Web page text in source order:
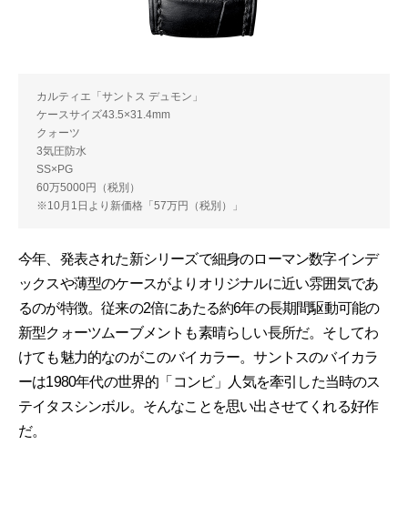
カルティエ「サントス デュモン」
ケースサイズ43.5×31.4mm
クォーツ
3気圧防水
SS×PG
60万5000円（税別）
※10月1日より新価格「57万円（税別）」
今年、発表された新シリーズで細身のローマン数字インデ
ックスや薄型のケースがよりオリジナルに近い雰囲気であ
るのが特徴。従来の2倍にあたる約6年の長期間駆動可能の
新型クォーツムーブメントも素晴らしい長所だ。そしてわ
けても魅力的なのがこのバイカラー。サントスのバイカラ
ーは1980年代の世界的「コンビ」人気を牽引した当時のス
テイタスシンボル。そんなことを思い出させてくれる好作
だ。